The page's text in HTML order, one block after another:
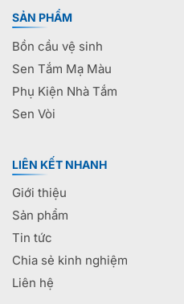
SẢN PHẨM
Bồn cầu vệ sinh
Sen Tắm Mạ Màu
Phụ Kiện Nhà Tắm
Sen Vòi
LIÊN KẾT NHANH
Giới thiệu
Sản phẩm
Tin tức
Chia sẻ kinh nghiệm
Liên hệ